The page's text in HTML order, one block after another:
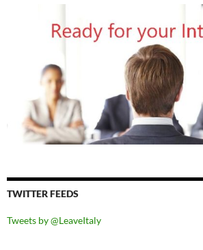
TWITTER FEEDS
Tweets by @LeaveItaly